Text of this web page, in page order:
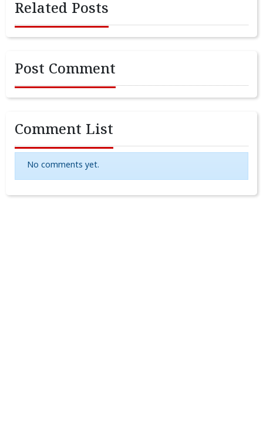
Related Posts
Post Comment
Comment List
No comments yet.